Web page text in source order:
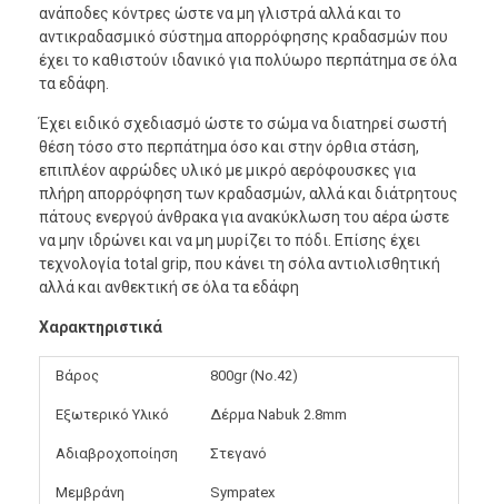
ανάποδες κόντρες ώστε να μη γλιστρά αλλά και το
αντικραδασμικό σύστημα απορρόφησης κραδασμών που
έχει το καθιστούν ιδανικό για πολύωρο περπάτημα σε όλα
τα εδάφη.
Έχει ειδικό σχεδιασμό ώστε το σώμα να διατηρεί σωστή
θέση τόσο στο περπάτημα όσο και στην όρθια στάση,
επιπλέον αφρώδες υλικό με μικρό αερόφουσκες για
πλήρη απορρόφηση των κραδασμών, αλλά και διάτρητους
πάτους ενεργού άνθρακα για ανακύκλωση του αέρα ώστε
να μην ιδρώνει και να μη μυρίζει το πόδι. Επίσης έχει
τεχνολογία total grip, που κάνει τη σόλα αντιολισθητική
αλλά και ανθεκτική σε όλα τα εδάφη
Χαρακτηριστικά
Βάρος 800gr (No.42)
Εξωτερικό Υλικό Δέρμα Nabuk 2.8mm
Αδιαβροχοποίηση Στεγανό
Μεμβράνη Sympatex